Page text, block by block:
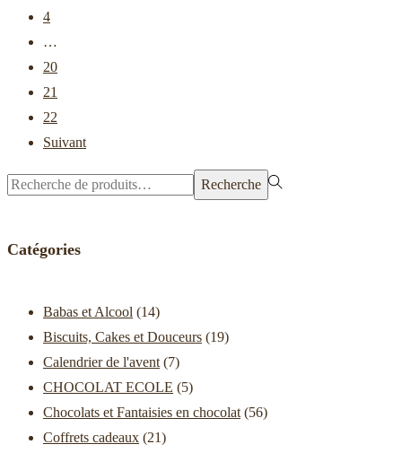
4
…
20
21
22
Suivant
Rechercher
Recherche
Catégories
Babas et Alcool (14)
Biscuits, Cakes et Douceurs (19)
Calendrier de l'avent (7)
CHOCOLAT ECOLE (5)
Chocolats et Fantaisies en chocolat (56)
Coffrets cadeaux (21)